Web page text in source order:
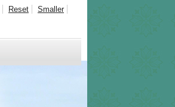
Reset Smaller